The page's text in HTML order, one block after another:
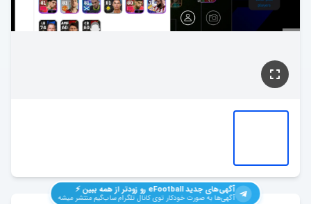
آگهی‌های جدیدeFootball رو زودتر از همه ببین ⚡️
آگهی‌ها به صورت خودکار توی کانال تلگرام ساب‌گیم منتشر میشه